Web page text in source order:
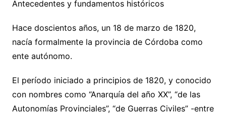
Antecedentes y fundamentos históricos
Hace doscientos años, un 18 de marzo de 1820,
nacía formalmente la provincia de Córdoba como
ente autónomo.
El período iniciado a principios de 1820, y conocido
con nombres como “Anarquía del año XX”, “de las
Autonomías Provinciales”, “de Guerras Civiles” -entre